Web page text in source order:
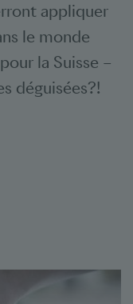
appliquer
le monde
la Suisse –
déguisées?!